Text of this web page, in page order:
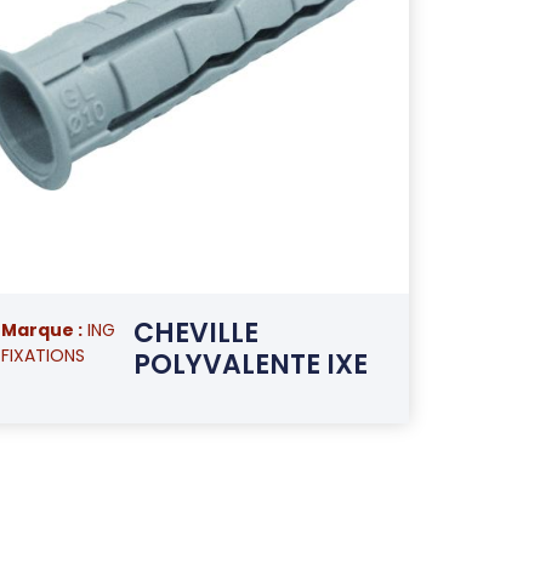
Marque : ING
FIXATIONS
CHEVILLE
POLYVALENTE IXE